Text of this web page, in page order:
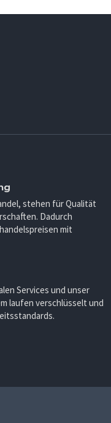
stehen für Qualität
Dadurch
mit
Services und unser
laufen verschlüsselt und